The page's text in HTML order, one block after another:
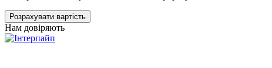
Розрахувати вартість
Нам довіряють